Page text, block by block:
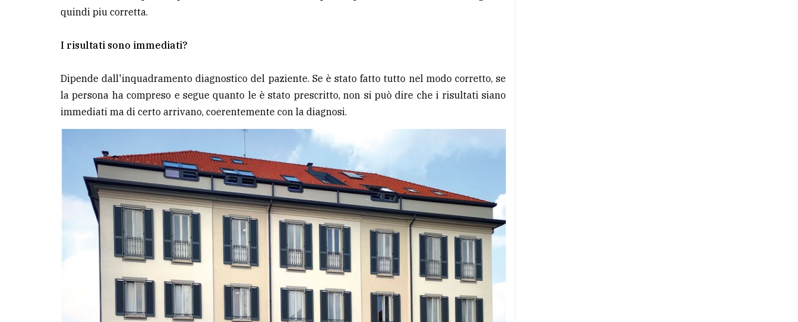
quindi piu corretta.
I risultati sono immediati?
Dipende dall'inquadramento diagnostico del paziente. Se è stato fatto tutto nel modo corretto, se
la persona ha compreso e segue quanto le è stato prescritto, non si può dire che i risultati siano
immediati ma di certo arrivano, coerentemente con la diagnosi.